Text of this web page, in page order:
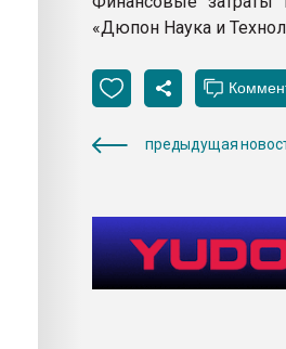
«Дюпон Наука и
предыдущая